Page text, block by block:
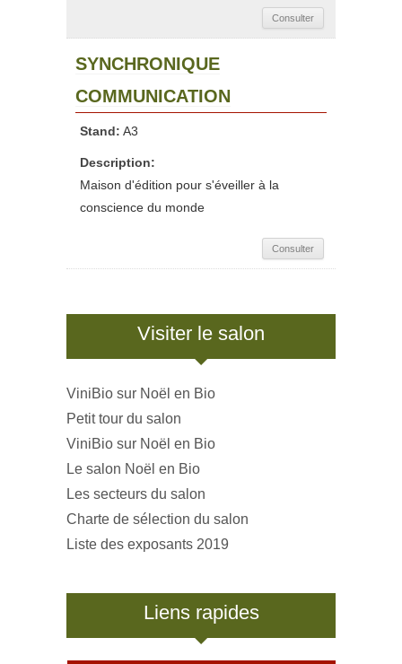
Consulter
SYNCHRONIQUE
COMMUNICATION
Stand: A3
Description:
Maison d'édition pour s'éveiller à la
conscience du monde
Consulter
Visiter le salon
ViniBio sur Noël en Bio
Petit tour du salon
ViniBio sur Noël en Bio
Le salon Noël en Bio
Les secteurs du salon
Charte de sélection du salon
Liste des exposants 2019
Liens rapides